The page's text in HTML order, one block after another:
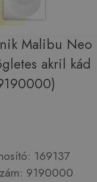
Malibu Neo
akril kád
169137
9190000